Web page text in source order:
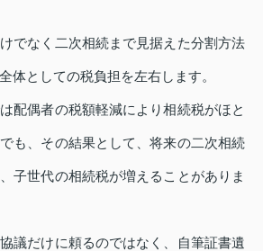
でなく二次相続まで見据えた分割方法
体としての税負担を左右します。
配偶者の税額軽減により相続税がほと
も、その結果として、将来の二次相続
子世代の相続税が増えることがありま
議だけに頼るのではなく、自筆証書遺